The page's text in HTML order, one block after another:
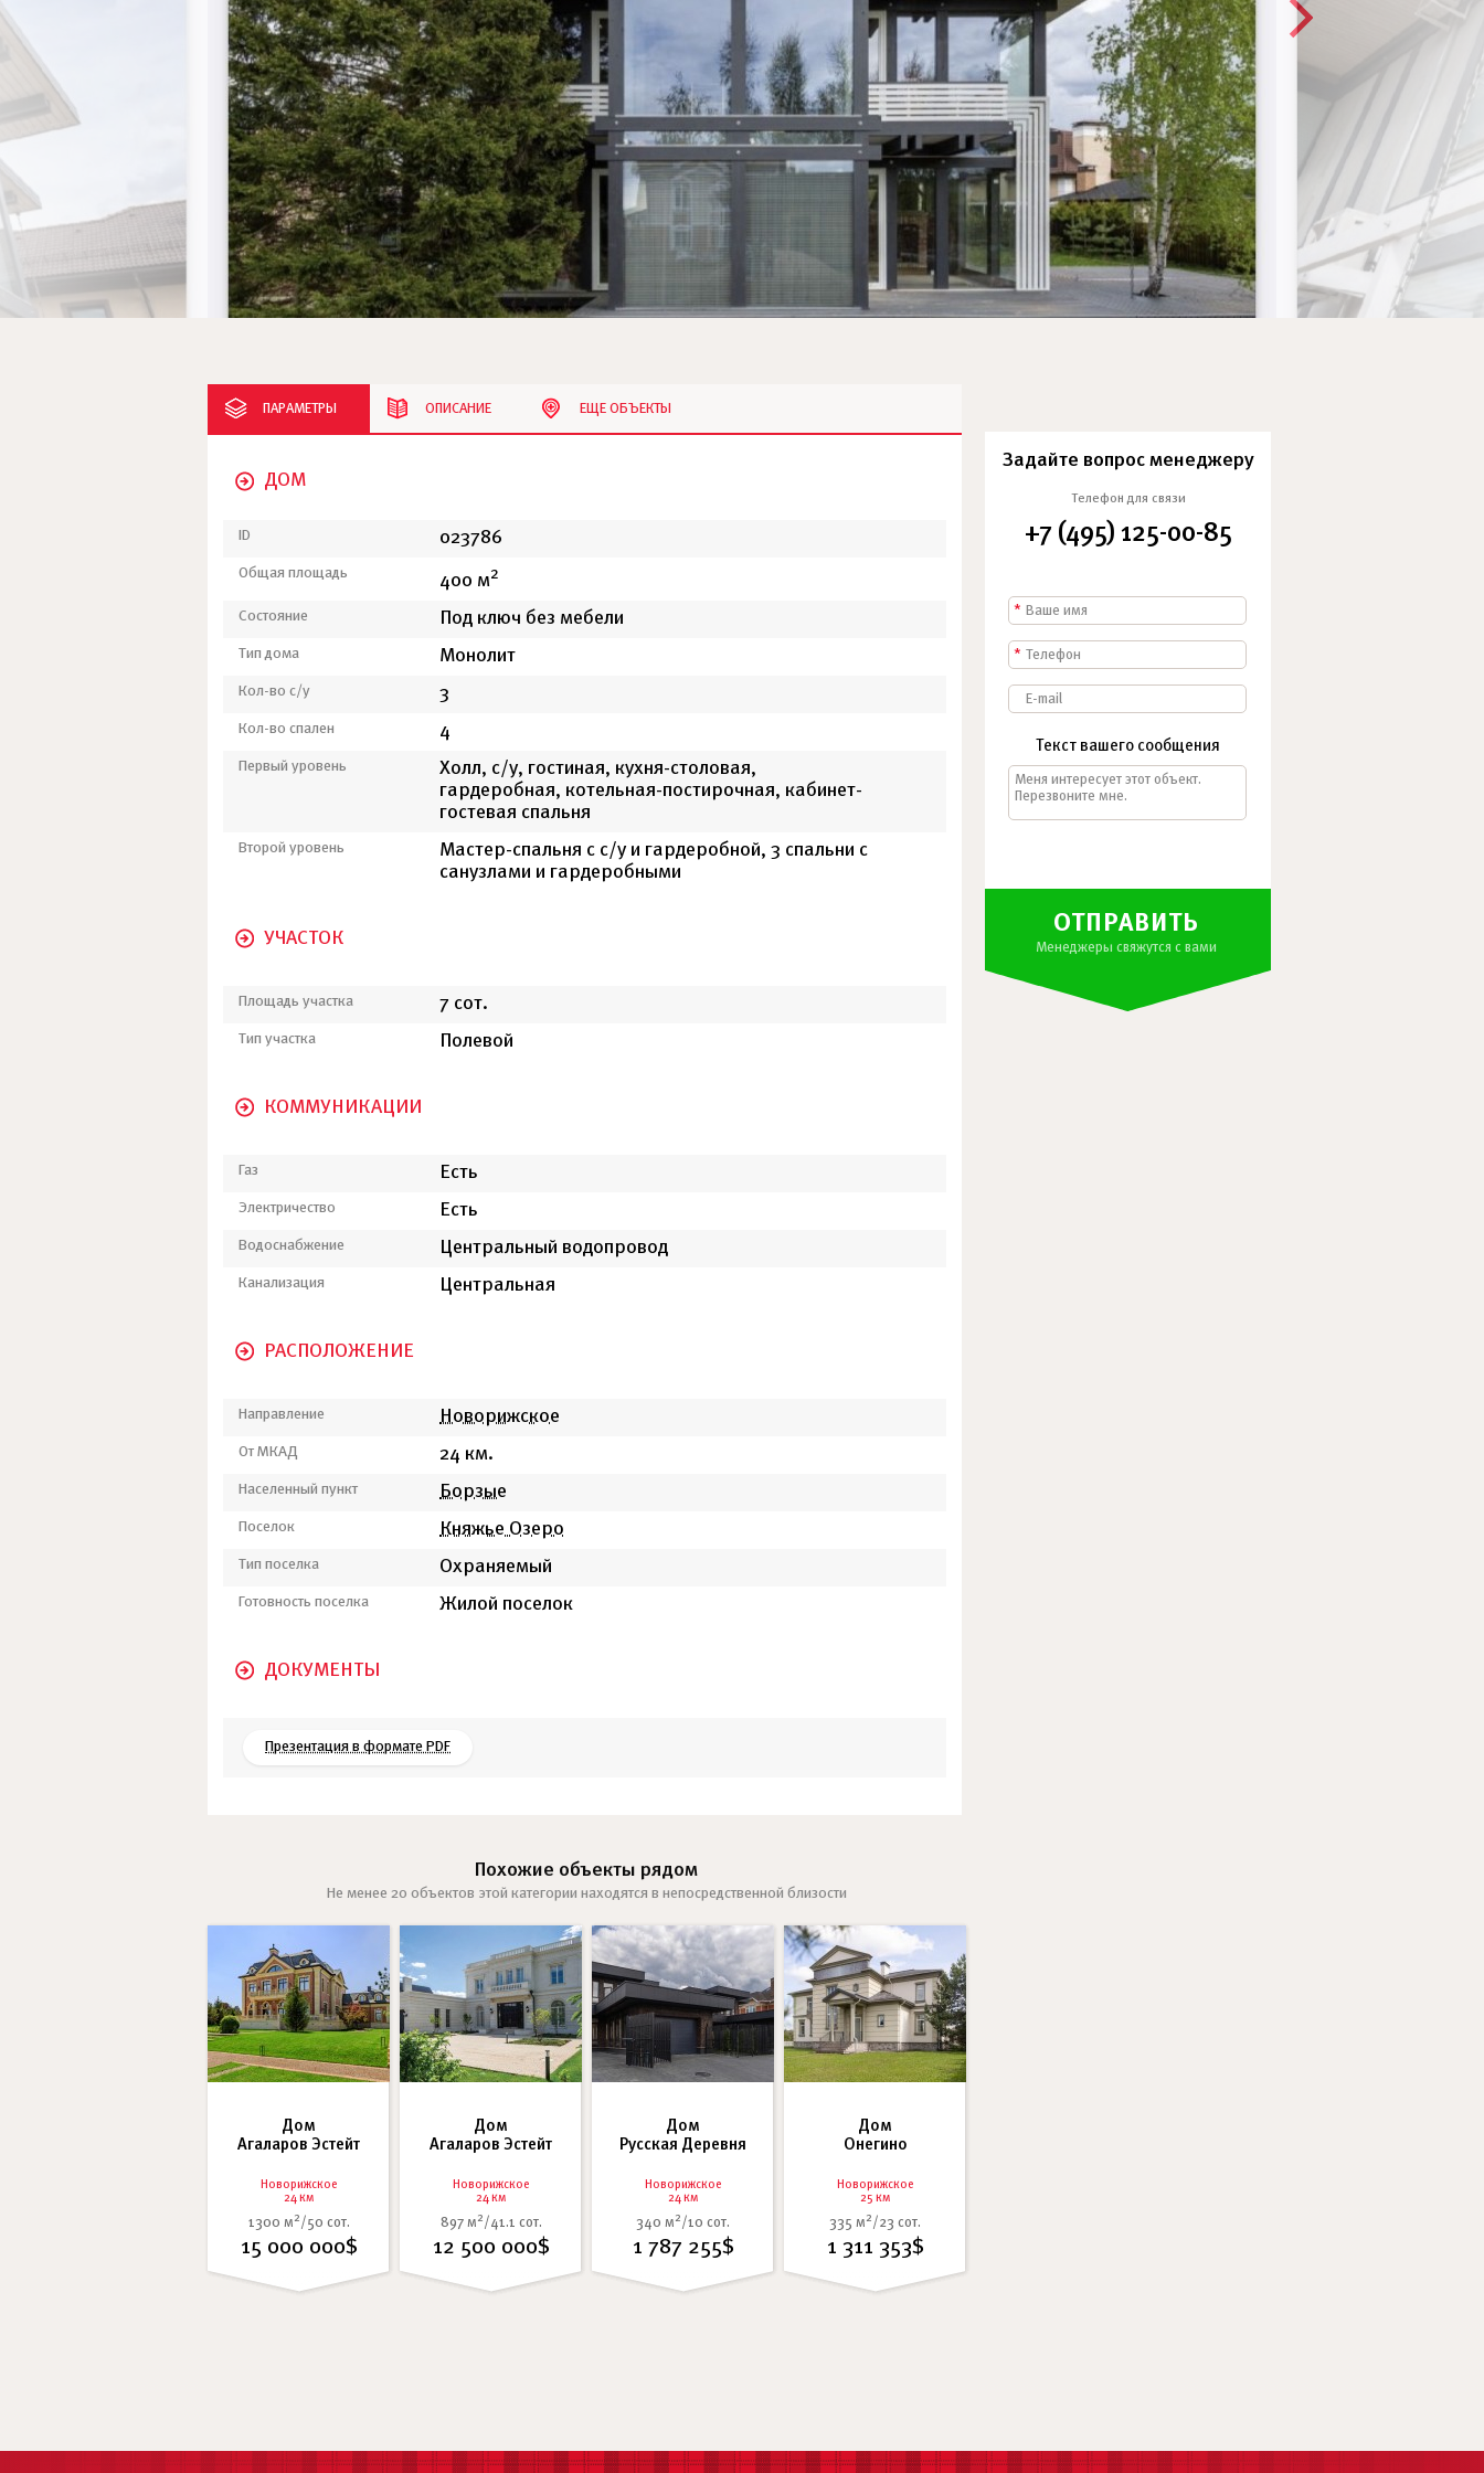
ПАРАМЕТРЫ ОПИСАНИЕ ЕЩЕ ОБЪЕКТЫ
ДОМ
ID 023786
Общая площадь 400 м2
Состояние Под ключ без мебели
Тип дома Монолит
Кол-во с/у 3
Кол-во спален 4
Первый уровень
Холл, с/у, гостиная, кухня-столовая,
гардеробная, котельная-постирочная, кабинет-
гостевая спальня
Второй уровень
Мастер-спальня с с/у и гардеробной, 3 спальни с
санузлами и гардеробными
УЧАСТОК
Площадь участка 7 сот.
Тип участка Полевой
КОММУНИКАЦИИ
Газ Есть
Электричество Есть
Водоснабжение Центральный водопровод
Канализация Центральная
РАСПОЛОЖЕНИЕ
Направление Новорижское
От МКАД 24 км.
Населенный пункт Борзые
Поселок Княжье Озеро
Тип поселка Охраняемый
Готовность поселка Жилой поселок
ДОКУМЕНТЫ
Презентация в формате PDF
Задайте вопрос менеджеру
Телефон для связи
+7 (495) 125-00-85
*
*
Текст вашего сообщения
ОТПРАВИТЬ
Менеджеры свяжутся с вами
Похожие объекты рядом
Не менее 20 объектов этой категории находятся в непосредственной близости
Дом
Агаларов Эстейт
Новорижское
24 км
1300 м 2 /50 сот.
15 000 000$
Дом
Агаларов Эстейт
Новорижское
24 км
897 м 2 /41.1 сот.
12 500 000$
Дом
Русская Деревня
Новорижское
24 км
340 м 2 /10 сот.
1 787 255$
Дом
Онегино
Новорижское
25 км
335 м 2 /23 сот.
1 311 353$